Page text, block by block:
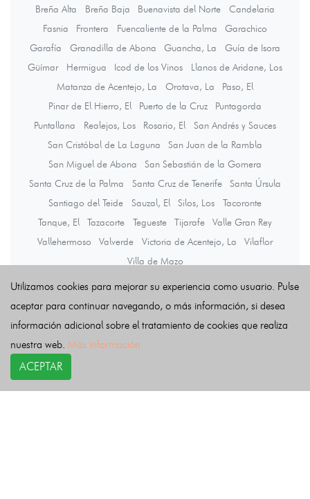
Breña Alta
Breña Baja Buenavista del Norte
Candelaria
Fasnia
Frontera Fuencaliente de la Palma
Garachico
Garafía
Granadilla de Abona Guancha, La
Guía de Isora
Güímar
Hermigua Icod de los Vinos
Llanos de Aridane, Los
Matanza de Acentejo, La
Orotava, La
Paso, El
Pinar de El Hierro, El
Puerto de la Cruz
Puntagorda
Puntallana
Realejos, Los Rosario, El
San Andrés y Sauces
San Cristóbal de La Laguna
San Juan de la Rambla
San Miguel de Abona
San Sebastián de la Gomera
Santa Cruz de la Palma
Santa Cruz de Tenerife
Santa Úrsula
Santiago del Teide
Sauzal, El Silos, Los
Tacoronte
Tanque, El
Tazacorte Tegueste Tijarafe
Valle Gran Rey
Vallehermoso
Valverde Victoria de Acentejo, La
Vilaflor
Villa de Mazo
Últimas noticias
Utilizamos cookies para mejorar su experiencia como usuario. Pulse
aceptar para continuar navegando, o más información, si desea
información adicional sobre el tratamiento de cookies que realiza
nuestra web. Más información
ACEPTAR